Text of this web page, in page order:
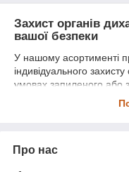
Захист органів
вашої безпеки
У нашому асортименті
індивідуального
умовах запиленого або
з
Ми пропонуємо моделі з
респіратори
фільтрами
Про нас